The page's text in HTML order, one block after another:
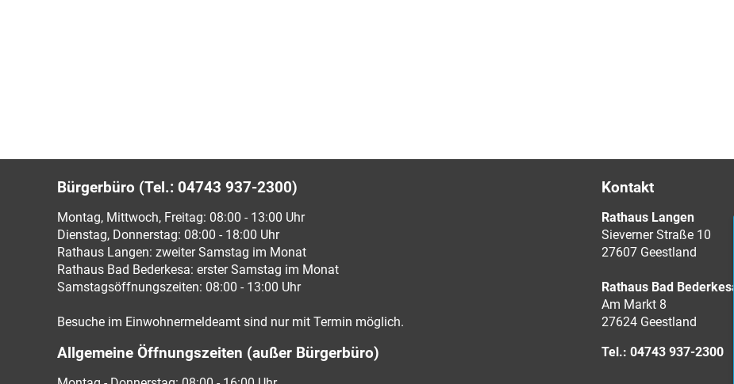
Bürgerbüro (Tel.: 04743 937-2300)
Montag, Mittwoch, Freitag: 08:00 - 13:00 Uhr
Dienstag, Donnerstag: 08:00 - 18:00 Uhr
Rathaus Langen: zweiter Samstag im Monat
Rathaus Bad Bederkesa: erster Samstag im Monat
Samstagsöffnungszeiten: 08:00 - 13:00 Uhr
Besuche im Einwohnermeldeamt sind nur mit Termin möglich.
Allgemeine Öffnungszeiten (außer Bürgerbüro)
Kontakt
Rathaus Langen
Sieverner Straße 10
27607 Geestland
Rathaus Bad Bederkesa
Am Markt 8
27624 Geestland
Tel.: 04743 937-2300